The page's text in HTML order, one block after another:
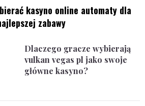
kasyno online automaty dla
zabawy
Dlaczego gracze wybierają
vulkan vegas pl jako swoje
główne kasyno?